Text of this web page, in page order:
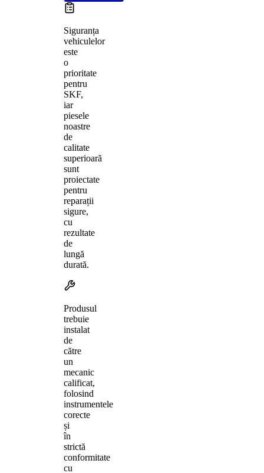
Siguranța
vehiculelor
este
o
prioritate
pentru
SKF,
iar
piesele
noastre
de
calitate
superioară
sunt
proiectate
pentru
reparații
sigure,
cu
rezultate
de
lungă
durată.
Produsul
trebuie
instalat
de
către
un
mecanic
calificat,
folosind
instrumentele
corecte
și
în
strictă
conformitate
cu